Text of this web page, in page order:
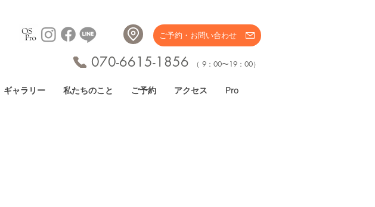
ご予約・お問い合わせ
070-6615-1856 （ 9：00〜19：00）
ギャラリー 私たちのこと ご予約 アクセス Pro